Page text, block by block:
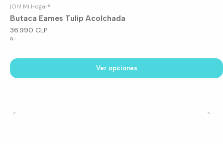
|Oh! Mi Hogar®
Butaca Eames Tulip Acolchada
36.990 CLP
Ver opciones